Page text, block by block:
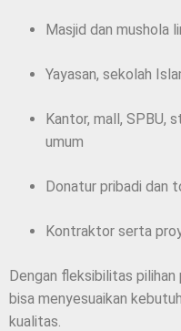
Masjid dan mushola
Yayasan, sekolah
Kantor, mall, SPBU,
umum
Donatur pribadi dan
Kontraktor serta
Dengan fleksibilitas
bisa menyesuaikan
kualitas.